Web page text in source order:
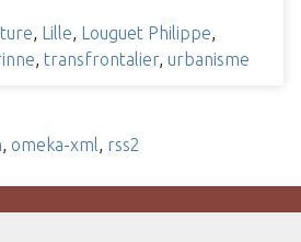
Lille Louguet Philippe
transfrontalier, urbanisme
omeka-xml rss2